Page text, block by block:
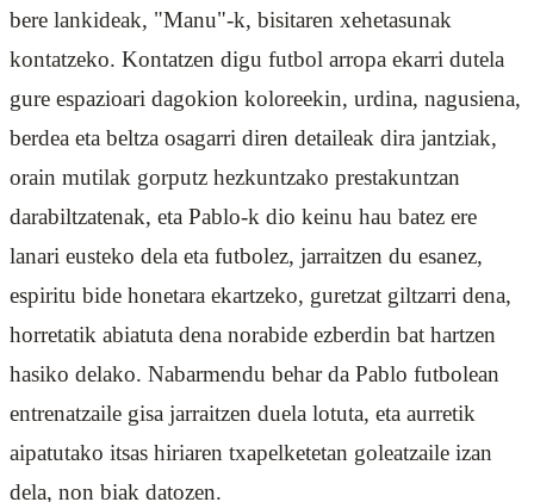
bere lankideak, "Manu"-k, bisitaren xehetasunak
kontatzeko. Kontatzen digu futbol arropa ekarri dutela
gure espazioari dagokion koloreekin, urdina, nagusiena,
berdea eta beltza osagarri diren detaileak dira jantziak,
orain mutilak gorputz hezkuntzako prestakuntzan
darabiltzatenak, eta Pablo-k dio keinu hau batez ere
lanari eusteko dela eta futbolez, jarraitzen du esanez,
espiritu bide honetara ekartzeko, guretzat giltzarri dena,
horretatik abiatuta dena norabide ezberdin bat hartzen
hasiko delako. Nabarmendu behar da Pablo futbolean
entrenatzaile gisa jarraitzen duela lotuta, eta aurretik
aipatutako itsas hiriaren txapelketetan goleatzaile izan
dela, non biak datozen.